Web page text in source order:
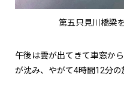
第五只見川橋梁
午後は雲が出てきて車窓か
が沈み、やがて4時間12分の